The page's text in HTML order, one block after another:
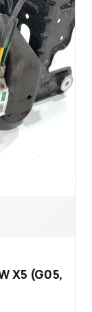
X5 (G05,